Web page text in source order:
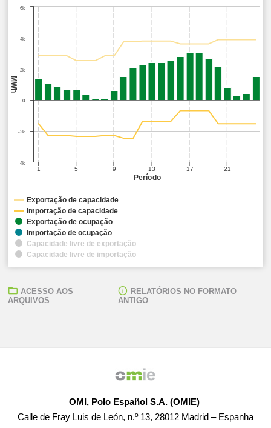
Período
MWh
1 5 9 13 17 21
-4k
-2k
0
2k
4k
6k
Exportação de capacidade
Importação de capacidade
Exportação de ocupação
Importação de ocupação
Capacidade livre de exportação
Capacidade livre de importação
ACESSO AOS
ARQUIVOS
RELATÓRIOS NO FORMATO
ANTIGO
OMI, Polo Español S.A. (OMIE)
Calle de Fray Luis de León, n.º 13, 28012 Madrid – Espanha